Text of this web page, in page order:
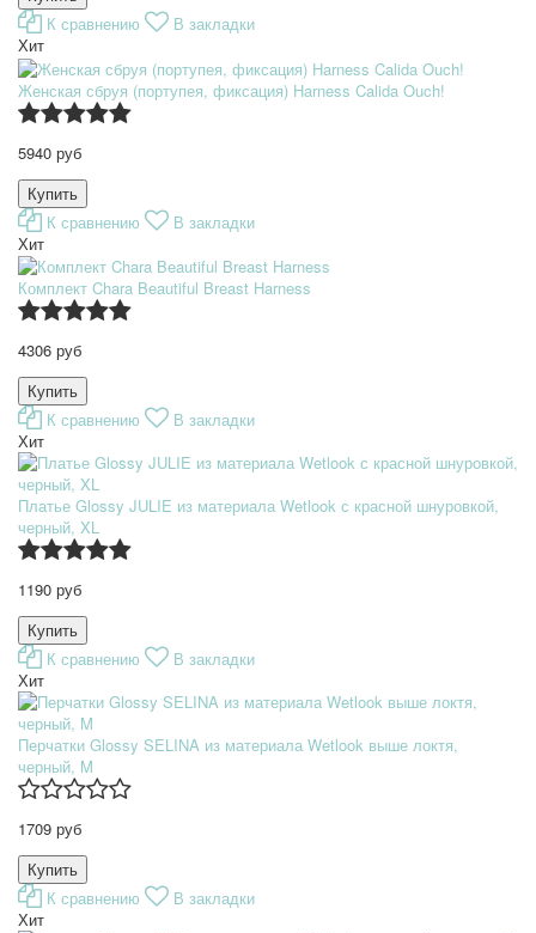
К сравнению
В закладки
Хит
Женская сбруя (портупея, фиксация) Harness Calida Ouch!
5940 руб
К сравнению
В закладки
Хит
Комплект Chara Beautiful Breast Harness
4306 руб
К сравнению
В закладки
Хит
Платье Glossy JULIE из материала Wetlook с красной шнуровкой,
черный, XL
1190 руб
К сравнению
В закладки
Хит
Перчатки Glossy SELINA из материала Wetlook выше локтя,
черный, M
1709 руб
К сравнению
В закладки
Хит